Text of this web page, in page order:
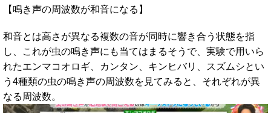
【鳴き声の周波数が和音になる】
和音とは高さが異なる複数の音が同時に響き合う状態を指
し、これが虫の鳴き声にも当てはまるそうで、実験で用いら
れたエンマコオロギ、カンタン、キンヒバリ、スズムシとい
う4種類の虫の鳴き声の周波数を見てみると、それぞれが異
なる周波数。